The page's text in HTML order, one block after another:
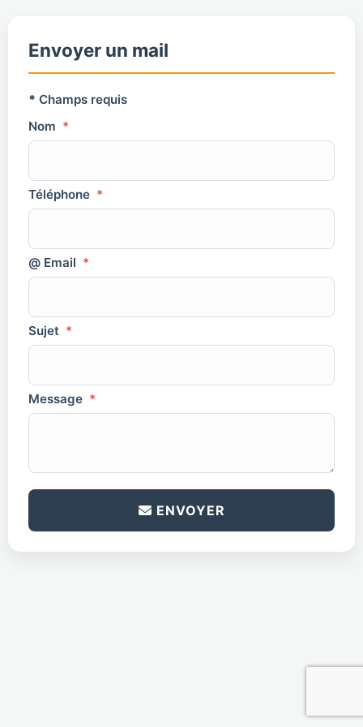
Envoyer un mail
* Champs requis
Nom *
Téléphone *
@ Email *
Sujet *
Message *
ENVOYER